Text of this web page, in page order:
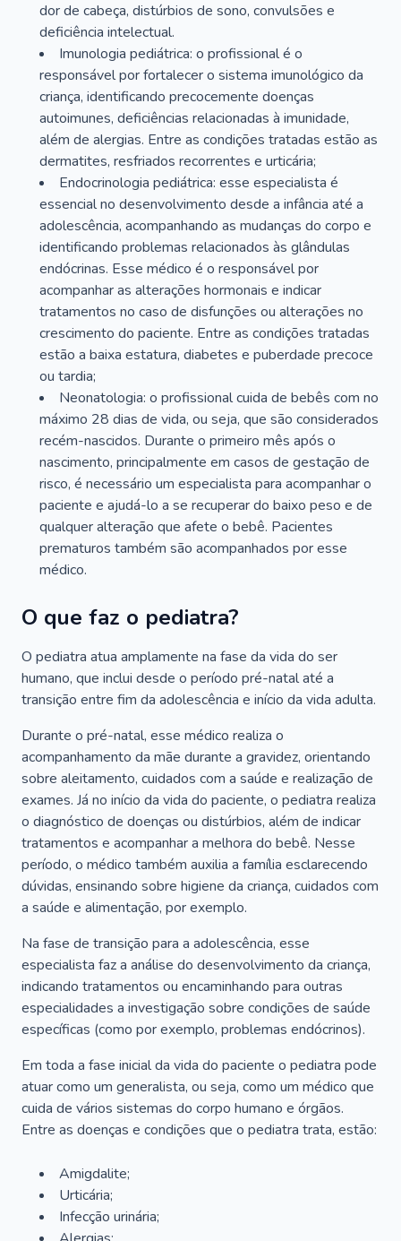
dor de cabeça, distúrbios de sono, convulsões e
deficiência intelectual.
Imunologia pediátrica: o profissional é o
responsável por fortalecer o sistema imunológico da
criança, identificando precocemente doenças
autoimunes, deficiências relacionadas à imunidade,
além de alergias. Entre as condições tratadas estão as
dermatites, resfriados recorrentes e urticária;
Endocrinologia pediátrica: esse especialista é
essencial no desenvolvimento desde a infância até a
adolescência, acompanhando as mudanças do corpo e
identificando problemas relacionados às glândulas
endócrinas. Esse médico é o responsável por
acompanhar as alterações hormonais e indicar
tratamentos no caso de disfunções ou alterações no
crescimento do paciente. Entre as condições tratadas
estão a baixa estatura, diabetes e puberdade precoce
ou tardia;
Neonatologia: o profissional cuida de bebês com no
máximo 28 dias de vida, ou seja, que são considerados
recém-nascidos. Durante o primeiro mês após o
nascimento, principalmente em casos de gestação de
risco, é necessário um especialista para acompanhar o
paciente e ajudá-lo a se recuperar do baixo peso e de
qualquer alteração que afete o bebê. Pacientes
prematuros também são acompanhados por esse
médico.
O que faz o pediatra?
O pediatra atua amplamente na fase da vida do ser
humano, que inclui desde o período pré-natal até a
transição entre fim da adolescência e início da vida adulta.
Durante o pré-natal, esse médico realiza o
acompanhamento da mãe durante a gravidez, orientando
sobre aleitamento, cuidados com a saúde e realização de
exames. Já no início da vida do paciente, o pediatra realiza
o diagnóstico de doenças ou distúrbios, além de indicar
tratamentos e acompanhar a melhora do bebê. Nesse
período, o médico também auxilia a família esclarecendo
dúvidas, ensinando sobre higiene da criança, cuidados com
a saúde e alimentação, por exemplo.
Na fase de transição para a adolescência, esse
especialista faz a análise do desenvolvimento da criança,
indicando tratamentos ou encaminhando para outras
especialidades a investigação sobre condições de saúde
específicas (como por exemplo, problemas endócrinos).
Em toda a fase inicial da vida do paciente o pediatra pode
atuar como um generalista, ou seja, como um médico que
cuida de vários sistemas do corpo humano e órgãos.
Entre as doenças e condições que o pediatra trata, estão:
Amigdalite;
Urticária;
Infecção urinária;